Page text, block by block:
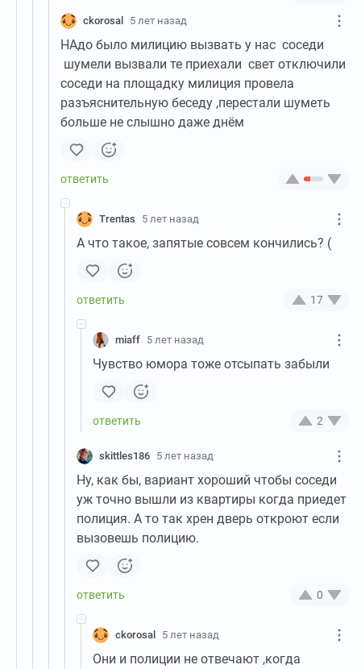
ckorosal 5 лет назад
НАдо было милицию вызвать у нас соседи
шумели вызвали те приехали свет отключили
соседи на площадку милиция провела
разъяснительную беседу ,перестали шуметь
больше не слышно даже днём
Trentas 5 лет назад
А что такое, запятые совсем кончились? (
17
miaff 5 лет назад
Чувство юмора тоже отсыпать забыли
2
skittles186 5 лет назад
Ну, как бы, вариант хороший чтобы соседи
уж точно вышли из квартиры когда приедет
полиция. А то так хрен дверь откроют если
вызовешь полицию.
0
ckorosal 5 лет назад
Они и полиции не отвечают ,когда